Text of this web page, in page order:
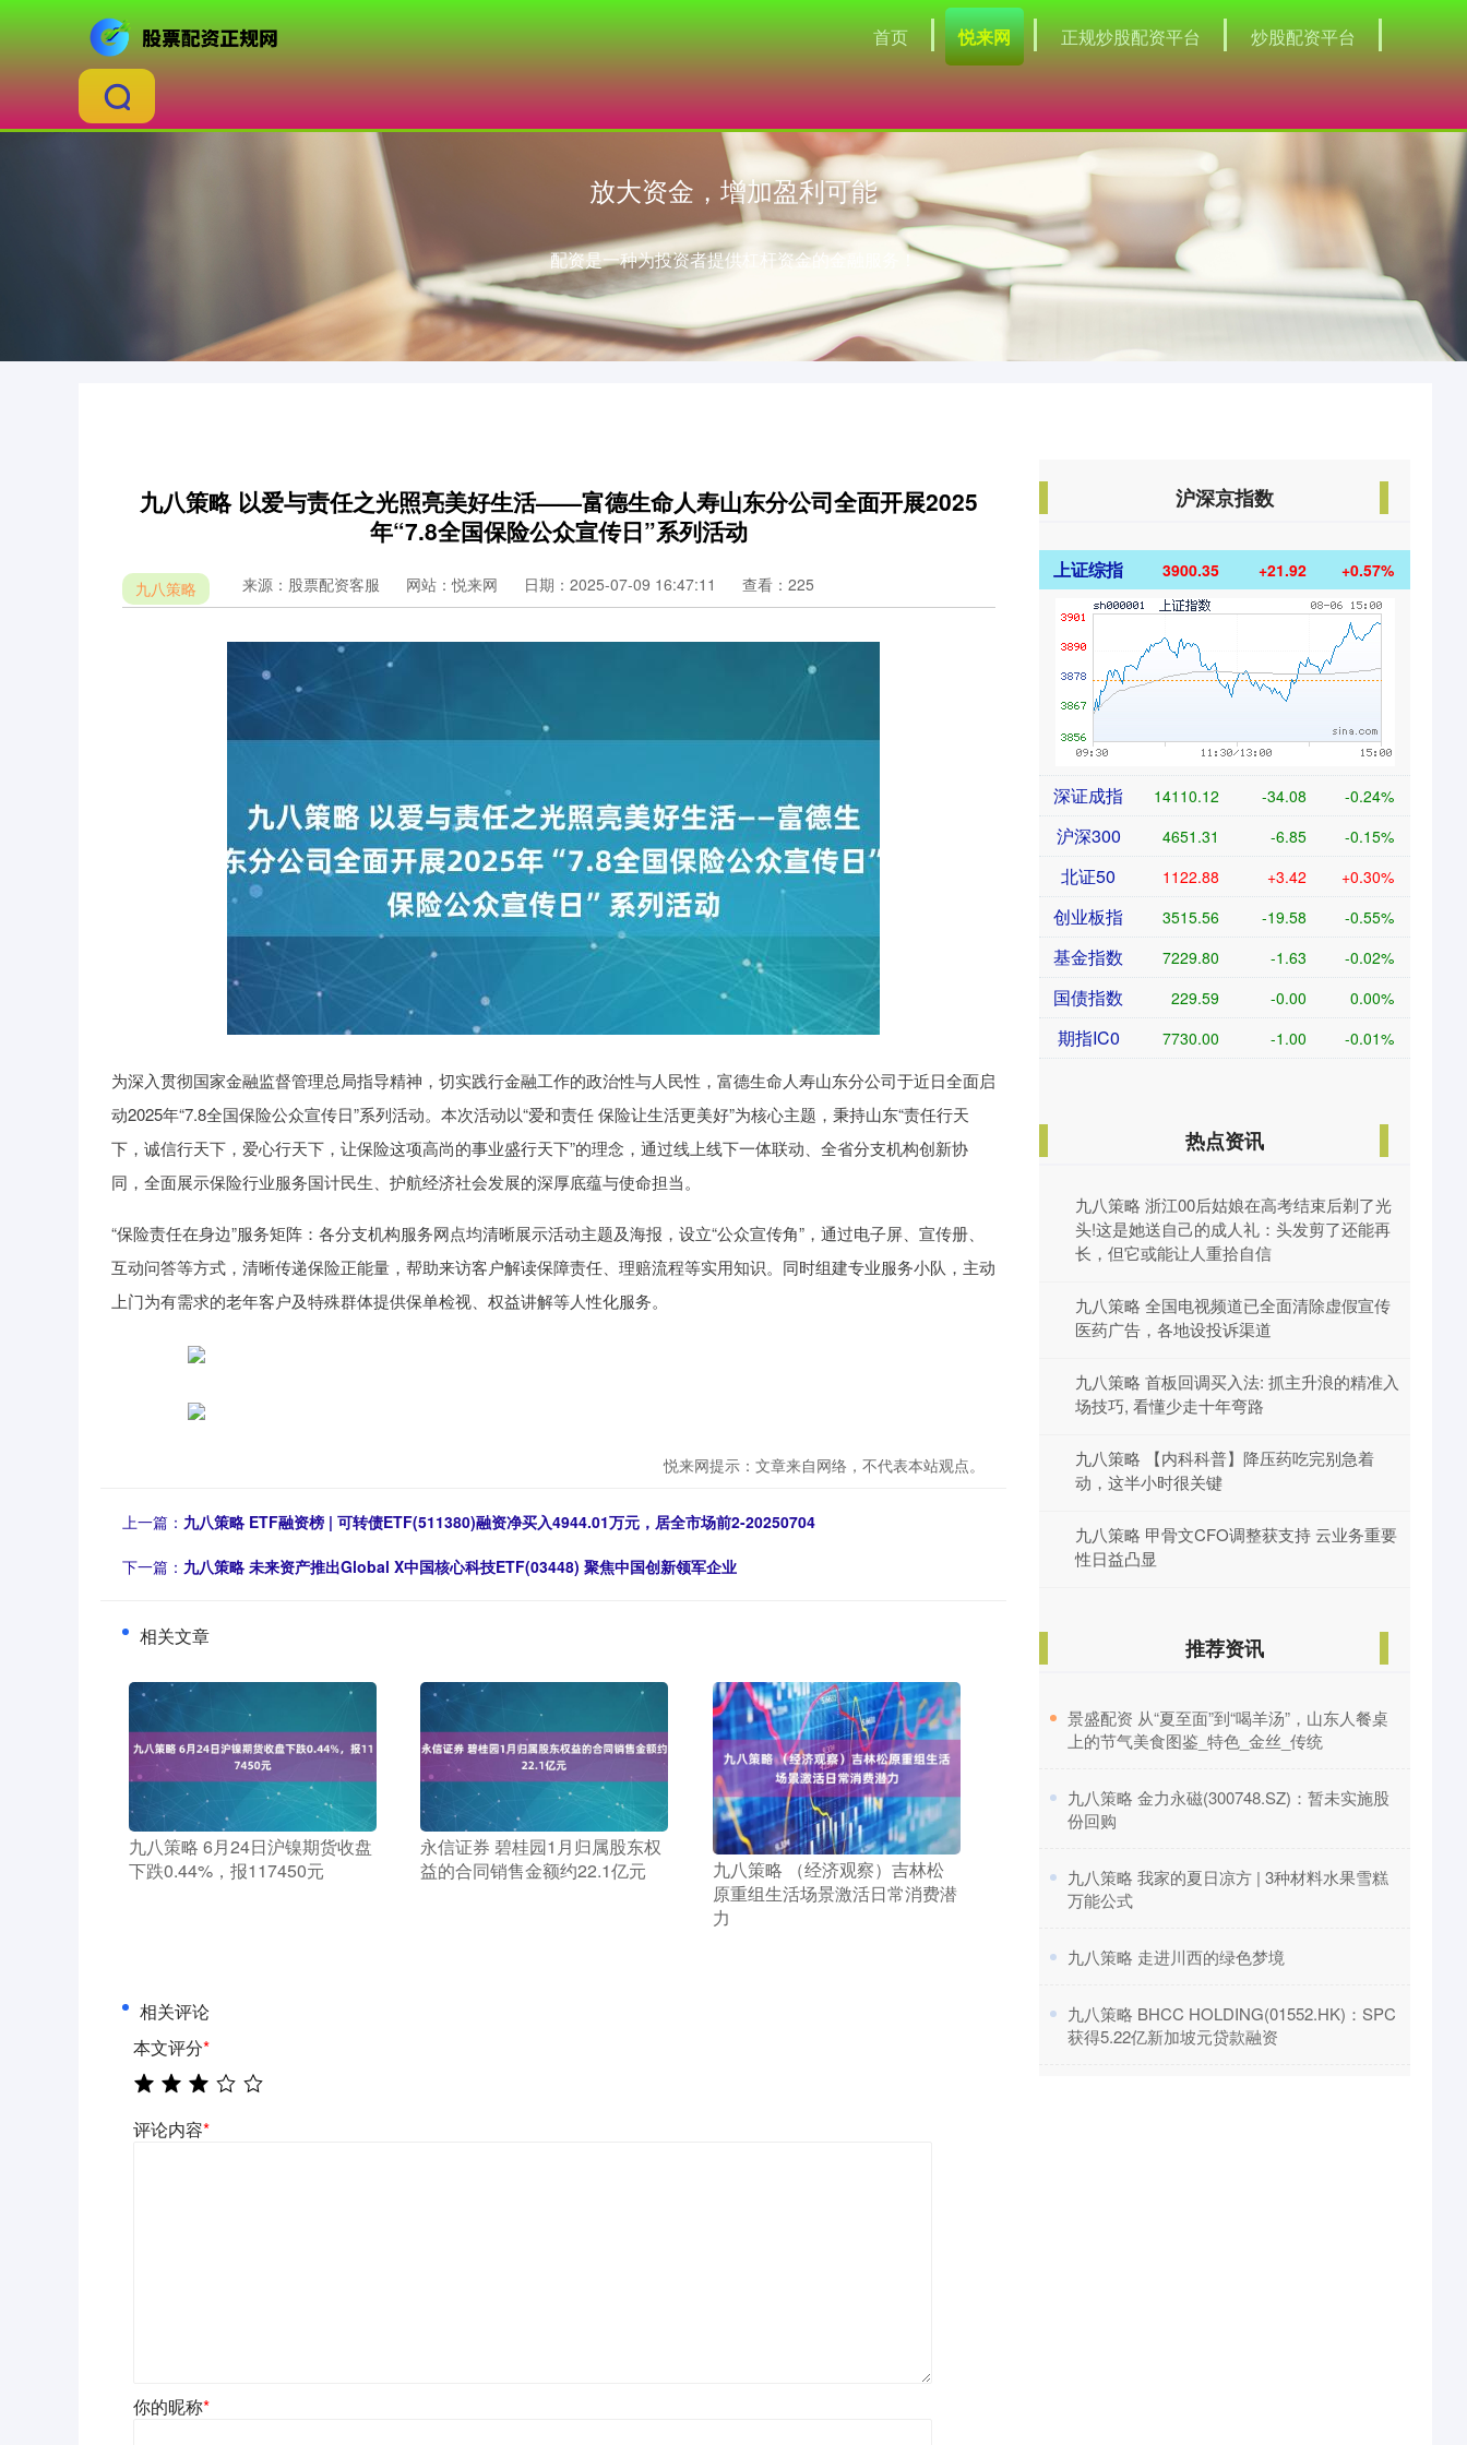
首页 悦来网 正规炒股配资平台 炒股配资平台
放大资金，增加盈利可能
配资是一种为投资者提供杠杆资金的金融服务！
九八策略 以爱与责任之光照亮美好生活——富德生命人寿山东分公司全面开展2025
年“7.8全国保险公众宣传日”系列活动
九八策略 来源：股票配资客服 网站：悦来网 日期：2025-07-09 16:47:11 查看：225
为深入贯彻国家金融监督管理总局指导精神，切实践行金融工作的政治性与人民性，富德生命人寿山东分公司于近日全面启
动2025年“7.8全国保险公众宣传日”系列活动。本次活动以“爱和责任 保险让生活更美好”为核心主题，秉持山东“责任行天
下，诚信行天下，爱心行天下，让保险这项高尚的事业盛行天下”的理念，通过线上线下一体联动、全省分支机构创新协
同，全面展示保险行业服务国计民生、护航经济社会发展的深厚底蕴与使命担当。
“保险责任在身边”服务矩阵：各分支机构服务网点均清晰展示活动主题及海报，设立“公众宣传角”，通过电子屏、宣传册、
互动问答等方式，清晰传递保险正能量，帮助来访客户解读保障责任、理赔流程等实用知识。同时组建专业服务小队，主动
上门为有需求的老年客户及特殊群体提供保单检视、权益讲解等人性化服务。
悦来网提示：文章来自网络，不代表本站观点。
上一篇： 九八策略 ETF融资榜 | 可转债ETF(511380)融资净买入4944.01万元，居全市场前2-20250704
下一篇： 九八策略 未来资产推出Global X中国核心科技ETF(03448) 聚焦中国创新领军企业
相关文章
​九八策略 6月24日沪镍期货收盘
下跌0.44%，报117450元
​永信证券 碧桂园1月归属股东权
益的合同销售金额约22.1亿元
​九八策略 （经济观察）吉林松
原重组生活场景激活日常消费潜
力
相关评论
本文评分*
评论内容*
你的昵称*
沪深京指数
上证综指 3900.35 +21.92 +0.57%
深证成指 14110.12 -34.08 -0.24%
沪深300 4651.31 -6.85 -0.15%
北证50 1122.88 +3.42 +0.30%
创业板指 3515.56 -19.58 -0.55%
基金指数 7229.80 -1.63 -0.02%
国债指数 229.59 -0.00 0.00%
期指IC0 7730.00 -1.00 -0.01%
热点资讯
九八策略 浙江00后姑娘在高考结束后剃了光
头!这是她送自己的成人礼：头发剪了还能再
长，但它或能让人重拾自信
九八策略 全国电视频道已全面清除虚假宣传
医药广告，各地设投诉渠道
九八策略 首板回调买入法: 抓主升浪的精准入
场技巧, 看懂少走十年弯路
九八策略 【内科科普】降压药吃完别急着
动，这半小时很关键
九八策略 甲骨文CFO调整获支持 云业务重要
性日益凸显
推荐资讯
​景盛配资 从“夏至面”到“喝羊汤”，山东人餐桌
上的节气美食图鉴_特色_金丝_传统
​九八策略 金力永磁(300748.SZ)：暂未实施股
份回购
​九八策略 我家的夏日凉方 | 3种材料水果雪糕
万能公式
​九八策略 走进川西的绿色梦境
​九八策略 BHCC HOLDING(01552.HK)：SPC
获得5.22亿新加坡元贷款融资